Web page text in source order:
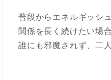
普段からエネルギッシ
関係を長く続けたい場
誰にも邪魔されず、二